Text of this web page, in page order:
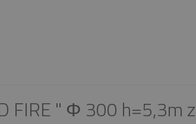
FIRE " Φ 300 h=5,3m